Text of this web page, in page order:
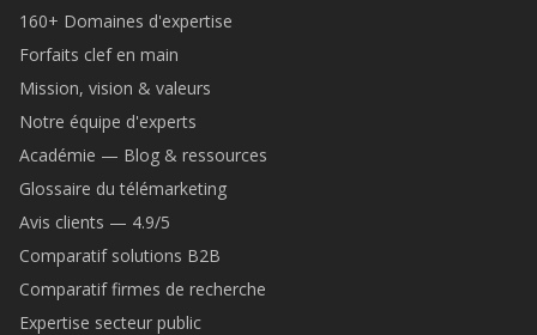
160+ Domaines d'expertise
Forfaits clef en main
Mission, vision & valeurs
Notre équipe d'experts
Académie — Blog & ressources
Glossaire du télémarketing
Avis clients — 4.9/5
Comparatif solutions B2B
Comparatif firmes de recherche
Expertise secteur public